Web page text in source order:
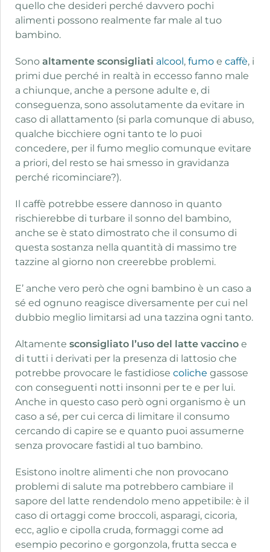
quello che desideri perché davvero pochi
alimenti possono realmente far male al tuo
bambino.
Sono altamente sconsigliati alcool, fumo e caffè, i
primi due perché in realtà in eccesso fanno male
a chiunque, anche a persone adulte e, di
conseguenza, sono assolutamente da evitare in
caso di allattamento (si parla comunque di abuso,
qualche bicchiere ogni tanto te lo puoi
concedere, per il fumo meglio comunque evitare
a priori, del resto se hai smesso in gravidanza
perché ricominciare?).
Il caffè potrebbe essere dannoso in quanto
rischierebbe di turbare il sonno del bambino,
anche se è stato dimostrato che il consumo di
questa sostanza nella quantità di massimo tre
tazzine al giorno non creerebbe problemi.
E’ anche vero però che ogni bambino è un caso a
sé ed ognuno reagisce diversamente per cui nel
dubbio meglio limitarsi ad una tazzina ogni tanto.
Altamente sconsigliato l’uso del latte vaccino e
di tutti i derivati per la presenza di lattosio che
potrebbe provocare le fastidiose coliche gassose
con conseguenti notti insonni per te e per lui.
Anche in questo caso però ogni organismo è un
caso a sé, per cui cerca di limitare il consumo
cercando di capire se e quanto puoi assumerne
senza provocare fastidi al tuo bambino.
Esistono inoltre alimenti che non provocano
problemi di salute ma potrebbero cambiare il
sapore del latte rendendolo meno appetibile: è il
caso di ortaggi come broccoli, asparagi, cicoria,
ecc, aglio e cipolla cruda, formaggi come ad
esempio pecorino e gorgonzola, frutta secca e